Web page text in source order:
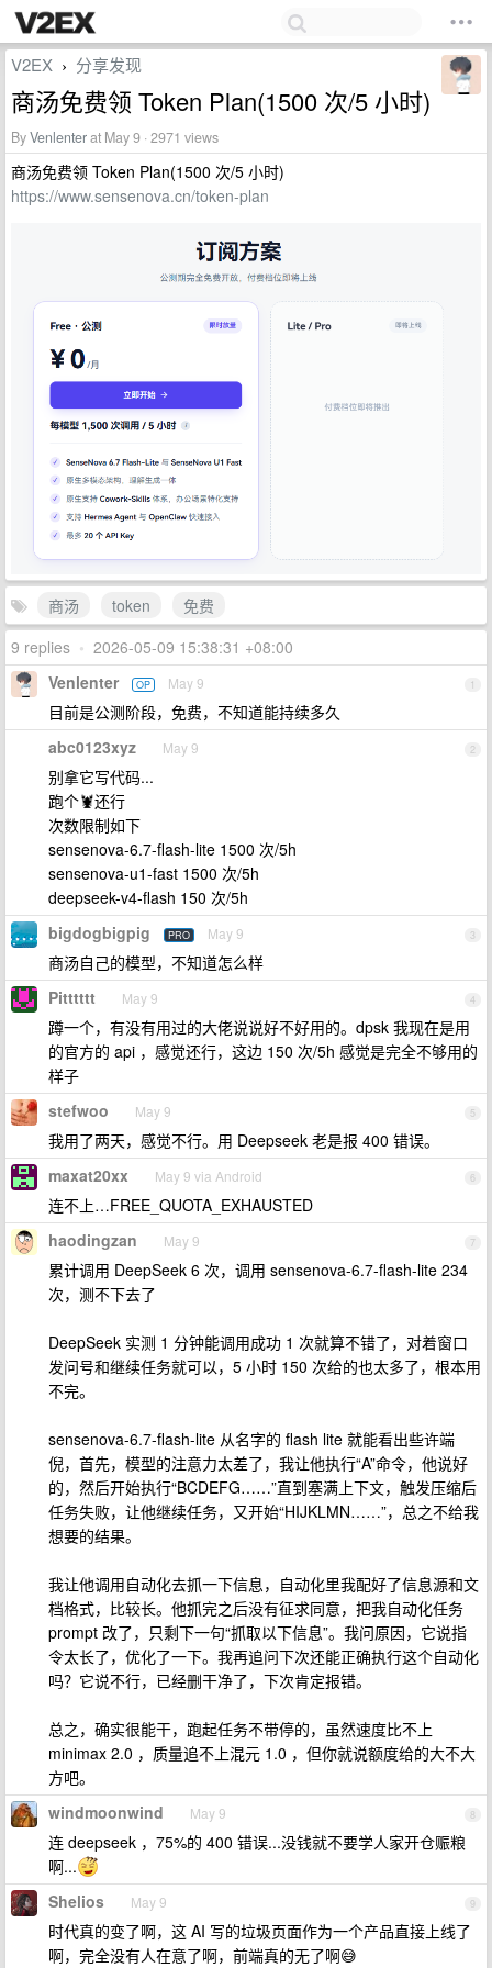
V2EX › 分享发现
商汤免费领 Token Plan(1500 次/5 小时)
ByVenlenterat May 9 · 2971 views
商汤免费领 Token Plan(1500 次/5 小时)
https://www.sensenova.cn/token-plan
商汤 token
免费
9 replies • 2026-05-09 15:38:31 +08:00
1
Venlenter OP May 9
目前是公测阶段，免费，不知道能持续多久
2
abc0123xyz May 9
别拿它写代码...
跑个🦞还行
次数限制如下
sensenova-6.7-flash-lite 1500 次/5h
sensenova-u1-fast 1500 次/5h
deepseek-v4-flash 150 次/5h
3
bigdogbigpig PRO May 9
商汤自己的模型，不知道怎么样
4
Pitttttt May 9
蹲一个，有没有用过的大佬说说好不好用的。dpsk 我现在是用
的官方的 api ，感觉还行，这边 150 次/5h 感觉是完全不够用的
样子
5
stefwoo May 9
我用了两天，感觉不行。用 Deepseek 老是报 400 错误。
6
maxat20xx May 9 via Android
连不上…FREE_QUOTA_EXHAUSTED
7
haodingzan May 9
累计调用 DeepSeek 6 次，调用 sensenova-6.7-flash-lite 234
次，测不下去了
DeepSeek 实测 1 分钟能调用成功 1 次就算不错了，对着窗口
发问号和继续任务就可以，5 小时 150 次给的也太多了，根本用
不完。
sensenova-6.7-flash-lite 从名字的 flash lite 就能看出些许端
倪，首先，模型的注意力太差了，我让他执行“A”命令，他说好
的，然后开始执行“BCDEFG……”直到塞满上下文，触发压缩后
任务失败，让他继续任务，又开始“HIJKLMN……”，总之不给我
想要的结果。
我让他调用自动化去抓一下信息，自动化里我配好了信息源和文
档格式，比较长。他抓完之后没有征求同意，把我自动化任务
prompt 改了，只剩下一句“抓取以下信息”。我问原因，它说指
令太长了，优化了一下。我再追问下次还能正确执行这个自动化
吗？它说不行，已经删干净了，下次肯定报错。
总之，确实很能干，跑起任务不带停的，虽然速度比不上
minimax 2.0 ，质量追不上混元 1.0 ，但你就说额度给的大不大
方吧。
8
windmoonwind May 9
连 deepseek ，75%的 400 错误...没钱就不要学人家开仓赈粮
啊...
9
Shelios May 9
时代真的变了啊，这 AI 写的垃圾页面作为一个产品直接上线了
啊，完全没有人在意了啊，前端真的无了啊😅